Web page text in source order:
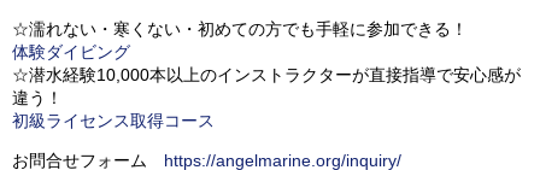
☆濡れない・寒くない・初めての方でも手軽に参加できる！
体験ダイビング
☆潜水経験10,000本以上のインストラクターが直接指導で安心感が
違う！
初級ライセンス取得コース
お問合せフォーム https://angelmarine.org/inquiry/